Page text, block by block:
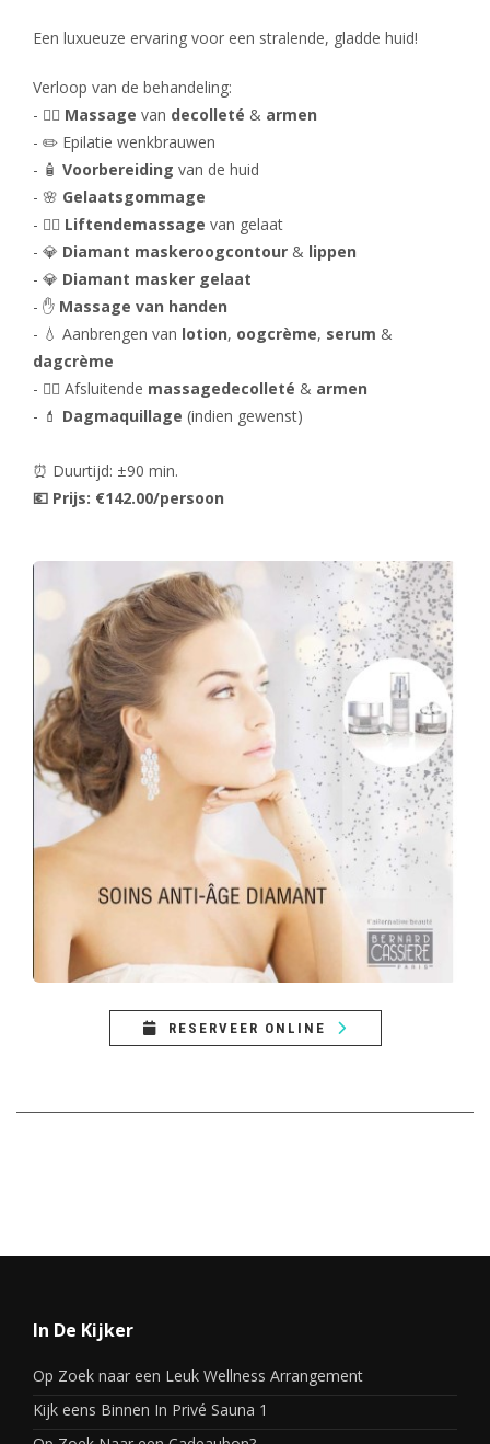
Een luxueuze ervaring voor een stralende, gladde huid!
Verloop van de behandeling:
- 💆‍♀️ Massage van decolleté & armen
- ✏️ Epilatie wenkbrauwen
- 🧴 Voorbereiding van de huid
- 🌸 Gelaatsgommage
- 💆‍♂️ Liftendemassage van gelaat
- 💎 Diamant maskeroogcontour & lippen
- 💎 Diamant masker gelaat
- ✋ Massage van handen
- 💧 Aanbrengen van lotion, oogcrème, serum &
dagcrème
- 💆‍♀️ Afsluitende massagedecolleté & armen
- 💄 Dagmaquillage (indien gewenst)
⏰ Duurtijd: ±90 min.
💶 Prijs: €142.00/persoon
RESERVEER ONLINE
In De Kijker
Op Zoek naar een Leuk Wellness Arrangement
Kijk eens Binnen In Privé Sauna 1